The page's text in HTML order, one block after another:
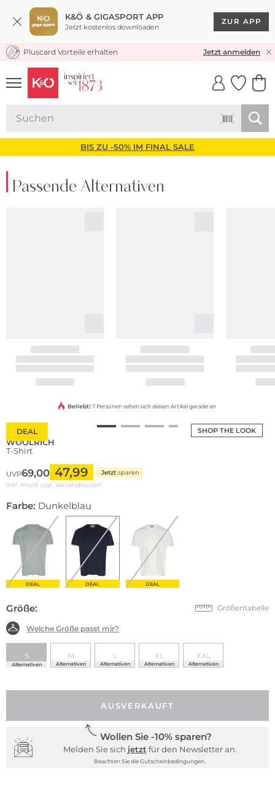
K&Ö & GIGASPORT APP
Jetzt kostenlos downloaden
ZUR APP
KOSTENLOSER VERSAND* & RÜCKVERSAND
30 TAGE RÜCKGABERECHT
Pluscard Vorteile erhalten Jetzt anmelden
UNSERE APP
CLICK &
BIS ZU -50% IM FINAL SALE
Passende Alternativen
SHOP THE LOOK
DEAL
Beliebt! 7 Personen sehen sich diesen Artikel gerade an
WOOLRICH
T-Shirt
UVP69,00 47,99 Jetzt sparen
inkl. Mwst zzgl. Versandkosten
Farbe: Dunkelblau
DEAL DEAL DEAL
Größe: Größentabelle
Welche Größe passt mir?
S
Alternativen
M
Alternativen
L
Alternativen
XL
Alternativen
XXL
Alternativen
AUSVERKAUFT
Wollen Sie -10% sparen?
Melden Sie sich jetzt für den Newsletter an.
Beachten Sie die Gutscheinbedingungen.